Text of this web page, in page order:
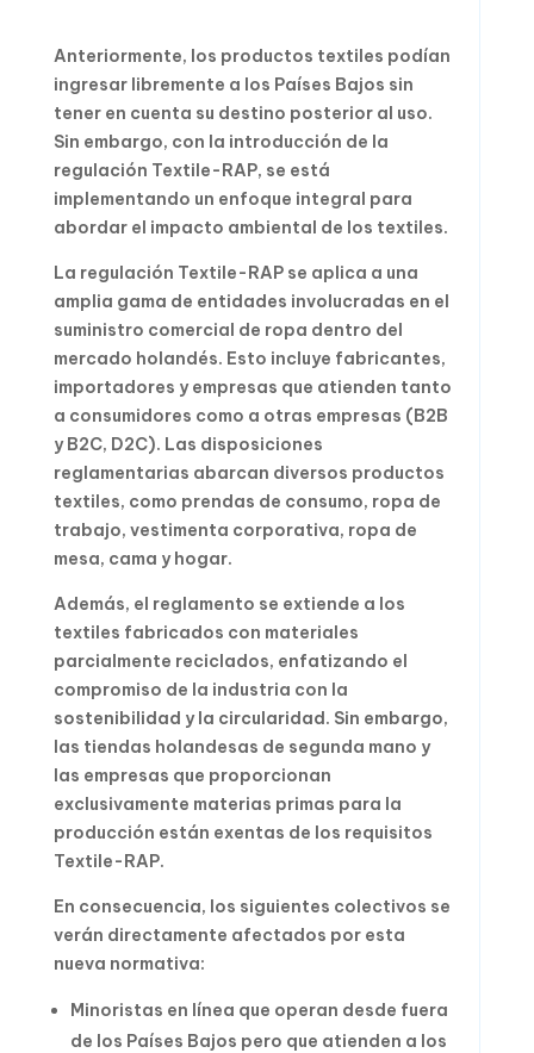
Anteriormente, los productos textiles podían
ingresar libremente a los Países Bajos sin
tener en cuenta su destino posterior al uso.
Sin embargo, con la introducción de la
regulación Textile-RAP, se está
implementando un enfoque integral para
abordar el impacto ambiental de los textiles.
La regulación Textile-RAP se aplica a una
amplia gama de entidades involucradas en el
suministro comercial de ropa dentro del
mercado holandés. Esto incluye fabricantes,
importadores y empresas que atienden tanto
a consumidores como a otras empresas (B2B
y B2C, D2C). Las disposiciones
reglamentarias abarcan diversos productos
textiles, como prendas de consumo, ropa de
trabajo, vestimenta corporativa, ropa de
mesa, cama y hogar.
Además, el reglamento se extiende a los
textiles fabricados con materiales
parcialmente reciclados, enfatizando el
compromiso de la industria con la
sostenibilidad y la circularidad. Sin embargo,
las tiendas holandesas de segunda mano y
las empresas que proporcionan
exclusivamente materias primas para la
producción están exentas de los requisitos
Textile-RAP.
En consecuencia, los siguientes colectivos se
verán directamente afectados por esta
nueva normativa:
Minoristas en línea que operan desde fuera
de los Países Bajos pero que atienden a los